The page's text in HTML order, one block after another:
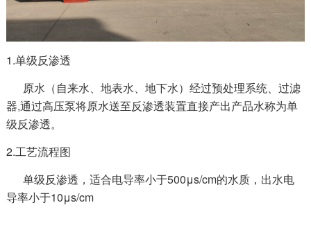
1.单级反渗透
原水（自来水、地表水、地下水）经过预处理系统、过滤
器,通过高压泵将原水送至反渗透装置直接产出产品水称为单
级反渗透。
2.工艺流程图
单级反渗透，适合电导率小于500μs/cm的水质，出水电
导率小于10μs/cm